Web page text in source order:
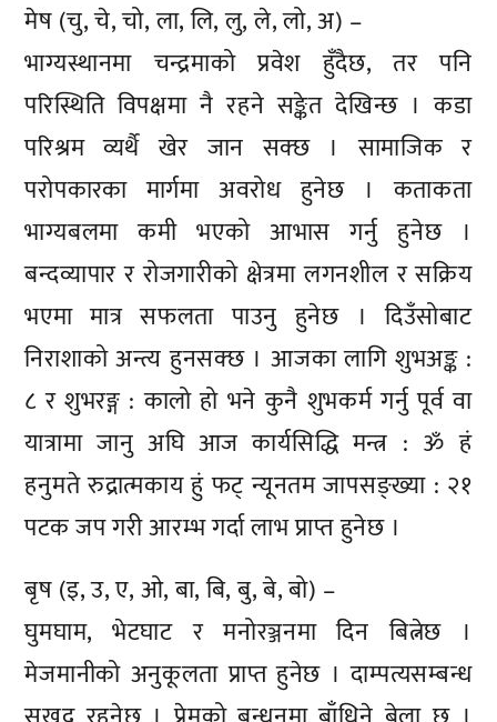
मेष (चु, चे, चो, ला, लि, लु, ले, लो, अ) –
भाग्यस्थानमा चन्द्रमाको प्रवेश हुँदैछ, तर पनि
परिस्थिति विपक्षमा नै रहने सङ्केत देखिन्छ । कडा
परिश्रम व्यर्थै खेर जान सक्छ । सामाजिक र
परोपकारका मार्गमा अवरोध हुनेछ । कताकता
भाग्यबलमा कमी भएको आभास गर्नु हुनेछ ।
बन्दव्यापार र रोजगारीको क्षेत्रमा लगनशील र सक्रिय
भएमा मात्र सफलता पाउनु हुनेछ । दिउँसोबाट
निराशाको अन्त्य हुनसक्छ । आजका लागि शुभअङ्क :
८ र शुभरङ्ग : कालो हो भने कुनै शुभकर्म गर्नु पूर्व वा
यात्रामा जानु अघि आज कार्यसिद्धि मन्त्र : ॐ हं
हनुमते रुद्रात्मकाय हुं फट् न्यूनतम जापसङ्ख्या : २१
पटक जप गरी आरम्भ गर्दा लाभ प्राप्त हुनेछ ।
बृष (इ, उ, ए, ओ, बा, बि, बु, बे, बो) –
घुमघाम, भेटघाट र मनोरञ्जनमा दिन बित्नेछ ।
मेजमानीको अनुकूलता प्राप्त हुनेछ । दाम्पत्यसम्बन्ध